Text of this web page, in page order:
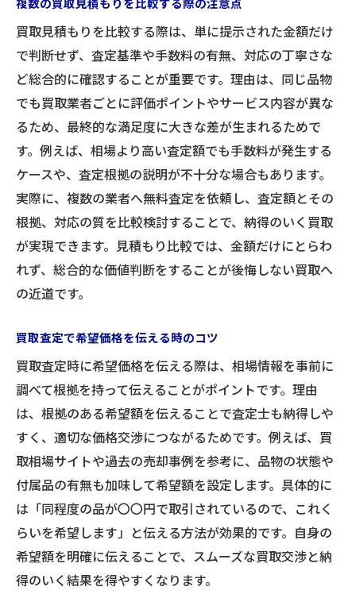
買取見積もりを比較する際は、単に提示された金額だけ
で判断せず、査定基準や手数料の有無、対応の丁寧さな
ど総合的に確認することが重要です。理由は、同じ品物
でも買取業者ごとに評価ポイントやサービス内容が異な
るため、最終的な満足度に大きな差が生まれるためで
す。例えば、相場より高い査定額でも手数料が発生する
ケースや、査定根拠の説明が不十分な場合もあります。
実際に、複数の業者へ無料査定を依頼し、査定額とその
根拠、対応の質を比較検討することで、納得のいく買取
が実現できます。見積もり比較では、金額だけにとらわ
れず、総合的な価値判断をすることが後悔しない買取へ
の近道です。
買取査定で希望価格を伝える時のコツ
買取査定時に希望価格を伝える際は、相場情報を事前に
調べて根拠を持って伝えることがポイントです。理由
は、根拠のある希望額を伝えることで査定士も納得しや
すく、適切な価格交渉につながるためです。例えば、買
取相場サイトや過去の売却事例を参考に、品物の状態や
付属品の有無も加味して希望額を設定します。具体的に
は「同程度の品が〇〇円で取引されているので、これく
らいを希望します」と伝える方法が効果的です。自身の
希望額を明確に伝えることで、スムーズな買取交渉と納
得のいく結果を得やすくなります。